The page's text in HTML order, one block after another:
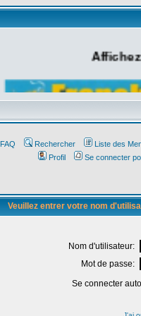
FAQ Rechercher
Liste des
Profil
Se connecter
Veuillez entrer votre nom
Nom d'utilisateur:
Mot de passe:
Se connecter